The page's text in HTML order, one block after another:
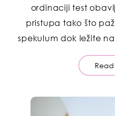
ordinaciji test
pristupa tako što
spekulum dok ležite